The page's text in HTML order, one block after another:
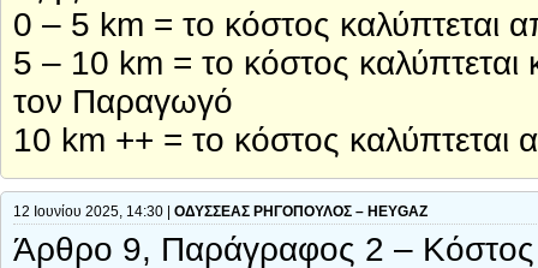
0 – 5 km = το κόστος καλύπτεται
5 – 10 km = το κόστος καλύπτεται
τον Παραγωγό
10 km ++ = το κόστος
12 Ιουνίου 2025, 14:30 | ΟΔΥΣΣΕΑΣ ΡΗΓΟΠΟΥΛΟΣ – HEYGAZ
Άρθρο 9, Παράγραφος 2 –